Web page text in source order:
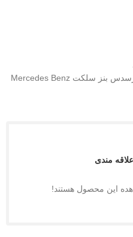
عطر ادکلن اورجینال مرسدس بنز سلکت Mercedes Benz
مندی
این محصول هستند!